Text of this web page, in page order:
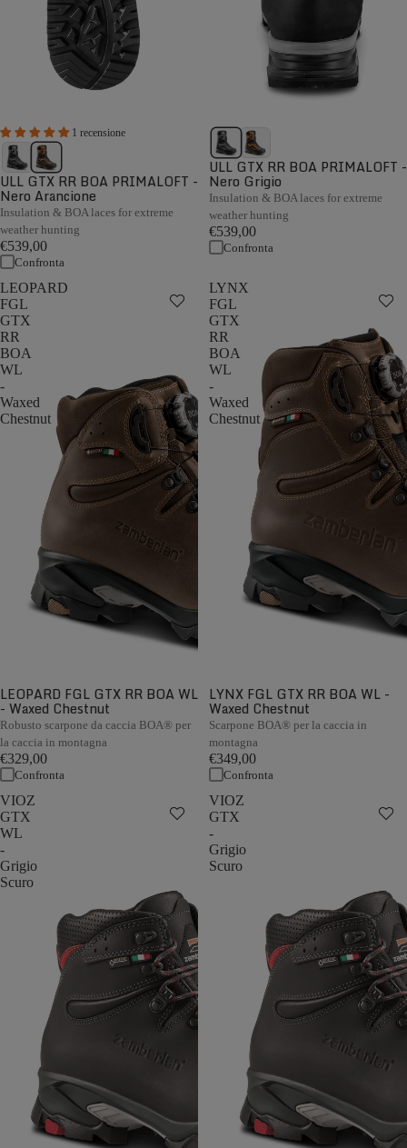
1 recensione
ULL GTX RR BOA PRIMALOFT -
Nero Arancione
Insulation & BOA laces for extreme
weather hunting
€539,00
Confronta
ULL GTX RR BOA PRIMALOFT -
Nero Grigio
Insulation & BOA laces for extreme
weather hunting
€539,00
Confronta
LEOPARD
FGL
GTX
RR
BOA
WL
-
Waxed
Chestnut
LEOPARD FGL GTX RR BOA WL
- Waxed Chestnut
Robusto scarpone da caccia BOA® per
la caccia in montagna
€329,00
Confronta
LYNX
FGL
GTX
RR
BOA
WL
-
Waxed
Chestnut
LYNX FGL GTX RR BOA WL -
Waxed Chestnut
Scarpone BOA® per la caccia in
montagna
€349,00
Confronta
VIOZ
GTX
WL
-
Grigio
Scuro
VIOZ
GTX
-
Grigio
Scuro